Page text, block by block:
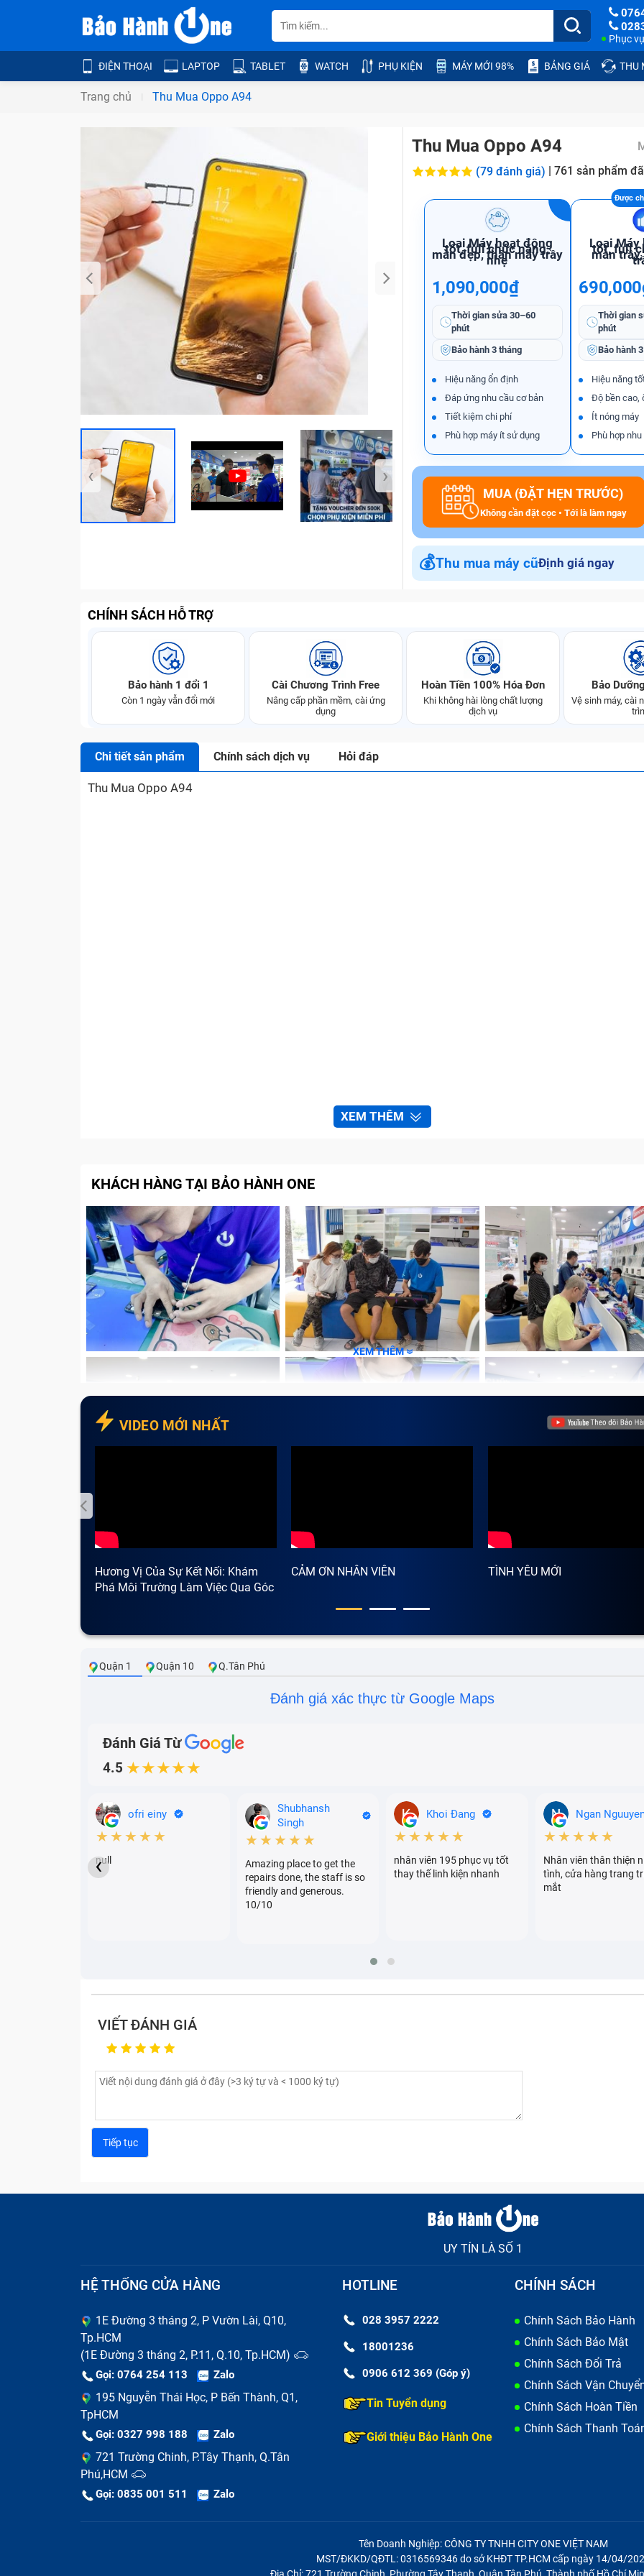
Phục
ĐIỆN THOẠI LAPTOP TABLET WATCH PHỤ KIỆN MÁY MỚI 98% BẢNG GIÁ THU
Trang chủ Thu Mua Oppo A94
Bảo Hành One
‹ ›
Thu Mua Oppo A94
(79 đánh giá) | 761 sản phẩm
Loại Máy hoạt động
tốt, full chức năng,
màn đẹp, thân máy trầy
nhẹ
1,090,000₫
Thời gian sửa 30–60
phút
Bảo hành 3 tháng
Hiệu năng ổn định
Đáp ứng nhu cầu cơ bản
Tiết kiệm chi phí
Phù hợp máy ít sử dụng
Loại Máy
tốt, full
màn
Thời gian
phút
Bảo hành
Hiệu năng
Độ bền cao,
Ít nóng máy
Phù hợp
MUA (ĐẶT HẸN TRƯỚC)
Không cần đặt cọc • Tới là làm ngay
💰Thu mua máy cũĐịnh giá ngay
CHÍNH SÁCH HỖ TRỢ
Bảo hành 1 đổi 1
Còn 1 ngày vẫn đổi mới
Cài Chương Trình Free
Nâng cấp phần mềm, cài ứng
dụng
Hoàn Tiền 100% Hóa Đơn
Khi không hài lòng chất lượng
dịch vụ
Bảo
Vệ sinh máy, cài
Chi tiết sản phẩm Chính sách dịch vụ Hỏi đáp
Thu Mua Oppo A94
XEM THÊM
KHÁCH HÀNG TẠI BẢO HÀNH ONE
XEM THÊM
VIDEO MỚI NHẤT
Hương Vị Của Sự Kết Nối: Khám
Phá Môi Trường Làm Việc Qua Góc
CẢM ƠN NHÂN VIÊN TÌNH YÊU MỚI
Quận 1 Quận 10 Q.Tân Phú
Đánh giá xác thực từ Google Maps
Đánh Giá Từ
4.5 ★★★★★
ofri einy
★★★★★
null
Shubhansh
Singh
★★★★★
Amazing place to get the
repairs done, the staff is so
friendly and generous.
10/10
Khoi Đang
★★★★★
nhân viên 195 phục vụ tốt
thay thế linh kiện nhanh
Ngan
★★★★★
Nhân viên thân thiện
tình, cửa hàng trang
mắt
‹
VIẾT ĐÁNH GIÁ
UY TÍN LÀ SỐ 1
HỆ THỐNG CỬA HÀNG
1E Đường 3 tháng 2, P Vườn Lài, Q10,
Tp.HCM
(1E Đường 3 tháng 2, P.11, Q.10, Tp.HCM)
Gọi: 0764 254 113 Zalo
195 Nguyễn Thái Học, P Bến Thành, Q1,
TpHCM
Gọi: 0327 998 188 Zalo
721 Trường Chinh, P.Tây Thạnh, Q.Tân
Phú,HCM
Gọi: 0835 001 511 Zalo
HOTLINE
028 3957 2222
18001236
0906 612 369 (Góp ý)
Tin Tuyển dụng
Giới thiệu Bảo Hành One
CHÍNH SÁCH
Chính Sách Bảo Hành
Chính Sách Bảo Mật
Chính Sách Đổi Trả
Chính Sách Vận
Chính Sách Hoàn Tiền
Chính Sách Thanh
Tên Doanh Nghiệp: CÔNG TY TNHH CITY ONE VIỆT NAM
MST/ĐKKD/QĐTL: 0316569346 do sở KHĐT TP.HCM cấp ngày 14/04/